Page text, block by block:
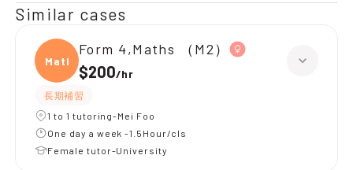
Similar cases
Maths
Form 4,Maths （M2）
$200/hr
長期補習
1 to 1 tutoring-Mei Foo
One day a week -1.5Hour/cls
Female tutor-University